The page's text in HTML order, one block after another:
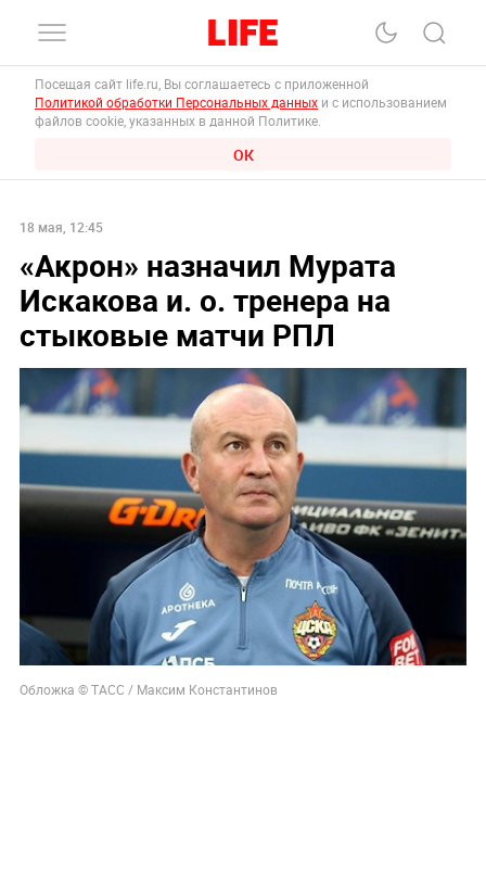
Посещая сайт life.ru, Вы соглашаетесь с приложенной
Политикой обработки Персональных данных и с использованием
файлов cookie, указанных в данной Политике.
ОК
18 мая, 12:45
«Акрон» назначил Мурата
Искакова и. о. тренера на
стыковые матчи РПЛ
Обложка © ТАСС / Максим Константинов